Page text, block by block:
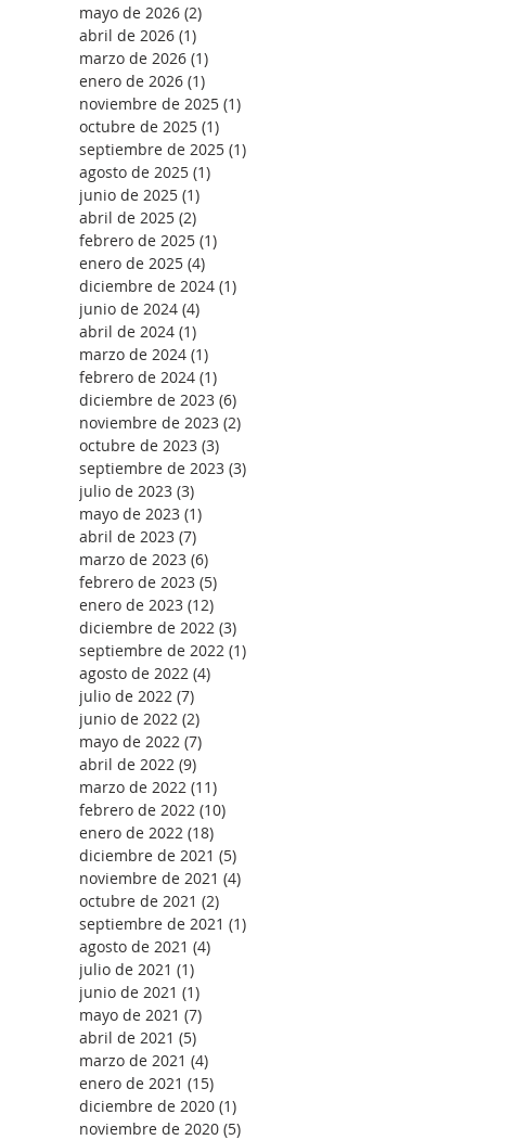
mayo de 2026 (2)
abril de 2026 (1)
marzo de 2026 (1)
enero de 2026 (1)
noviembre de 2025 (1)
octubre de 2025 (1)
septiembre de 2025 (1)
agosto de 2025 (1)
junio de 2025 (1)
abril de 2025 (2)
febrero de 2025 (1)
enero de 2025 (4)
diciembre de 2024 (1)
junio de 2024 (4)
abril de 2024 (1)
marzo de 2024 (1)
febrero de 2024 (1)
diciembre de 2023 (6)
noviembre de 2023 (2)
octubre de 2023 (3)
septiembre de 2023 (3)
julio de 2023 (3)
mayo de 2023 (1)
abril de 2023 (7)
marzo de 2023 (6)
febrero de 2023 (5)
enero de 2023 (12)
diciembre de 2022 (3)
septiembre de 2022 (1)
agosto de 2022 (4)
julio de 2022 (7)
junio de 2022 (2)
mayo de 2022 (7)
abril de 2022 (9)
marzo de 2022 (11)
febrero de 2022 (10)
enero de 2022 (18)
diciembre de 2021 (5)
noviembre de 2021 (4)
octubre de 2021 (2)
septiembre de 2021 (1)
agosto de 2021 (4)
julio de 2021 (1)
junio de 2021 (1)
mayo de 2021 (7)
abril de 2021 (5)
marzo de 2021 (4)
enero de 2021 (15)
diciembre de 2020 (1)
noviembre de 2020 (5)